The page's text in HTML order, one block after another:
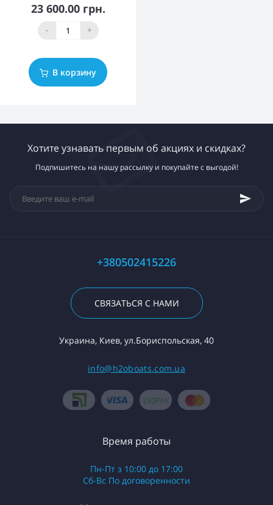
23 600.00 грн.
- +
В корзину
Хотите узнавать первым об акциях и скидках?
Подпишитесь на нашу рассылку и покупайте с выгодой!
+380502415226
СВЯЗАТЬСЯ С НАМИ
Украина, Киев, ул.Бориспольская, 40
info@h2oboats.com.ua
Время работы
Пн-Пт з 10:00 до 17:00
Сб-Вс По договоренности